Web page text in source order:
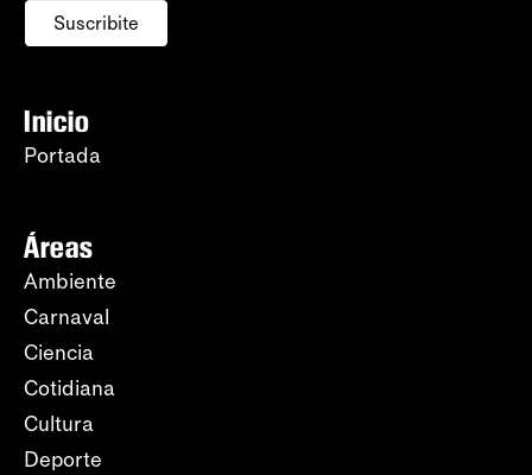
Suscribite
Inicio
Portada
Áreas
Ambiente
Carnaval
Ciencia
Cotidiana
Cultura
Deporte